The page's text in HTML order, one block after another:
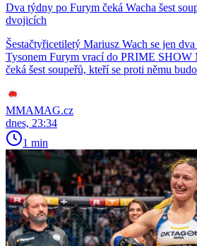
Dva týdny po Furym čeká Wacha šest
dvojicích
Šestačtyřicetiletý Mariusz Wach se jen
Tysonem Furym vrací do PRIME
čeká šest soupeřů, kteří se proti němu
MMAMAG.cz
dnes, 23:34
1 min